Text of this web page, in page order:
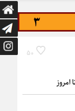
50